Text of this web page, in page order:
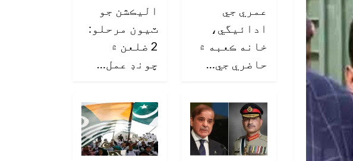
عمري جي
ادائيگي،
خانه ڪعبه ۾
حاضري جي…
اليڪشن جو
ٽيون مرحلو:
2 ضلعن ۾
چونڊ عمل…